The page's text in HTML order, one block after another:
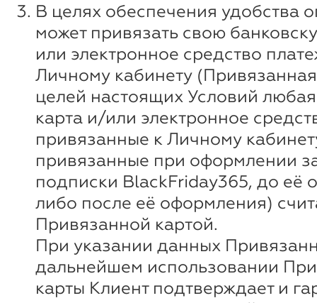
В целях обеспечения удобства
может привязать свою
или электронное средство
Личному кабинету
целей настоящих Условий
карта и/или электронное
привязанные к Личному
привязанные при оформлении
подписки BlackFriday365, до её
либо после её оформления)
Привязанной картой.
При указании данных
дальнейшем использовании
карты Клиент подтверждает и